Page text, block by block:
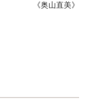
《奥山直美》